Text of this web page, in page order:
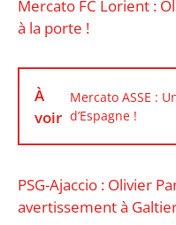
Mercato FC Lorient :
à la porte !
À
voir
Mercato ASSE :
d’Espagne !
PSG-Ajaccio : Olivier
avertissement à